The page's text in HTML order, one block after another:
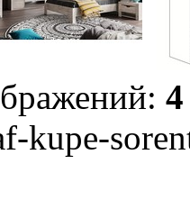
4
kupe-